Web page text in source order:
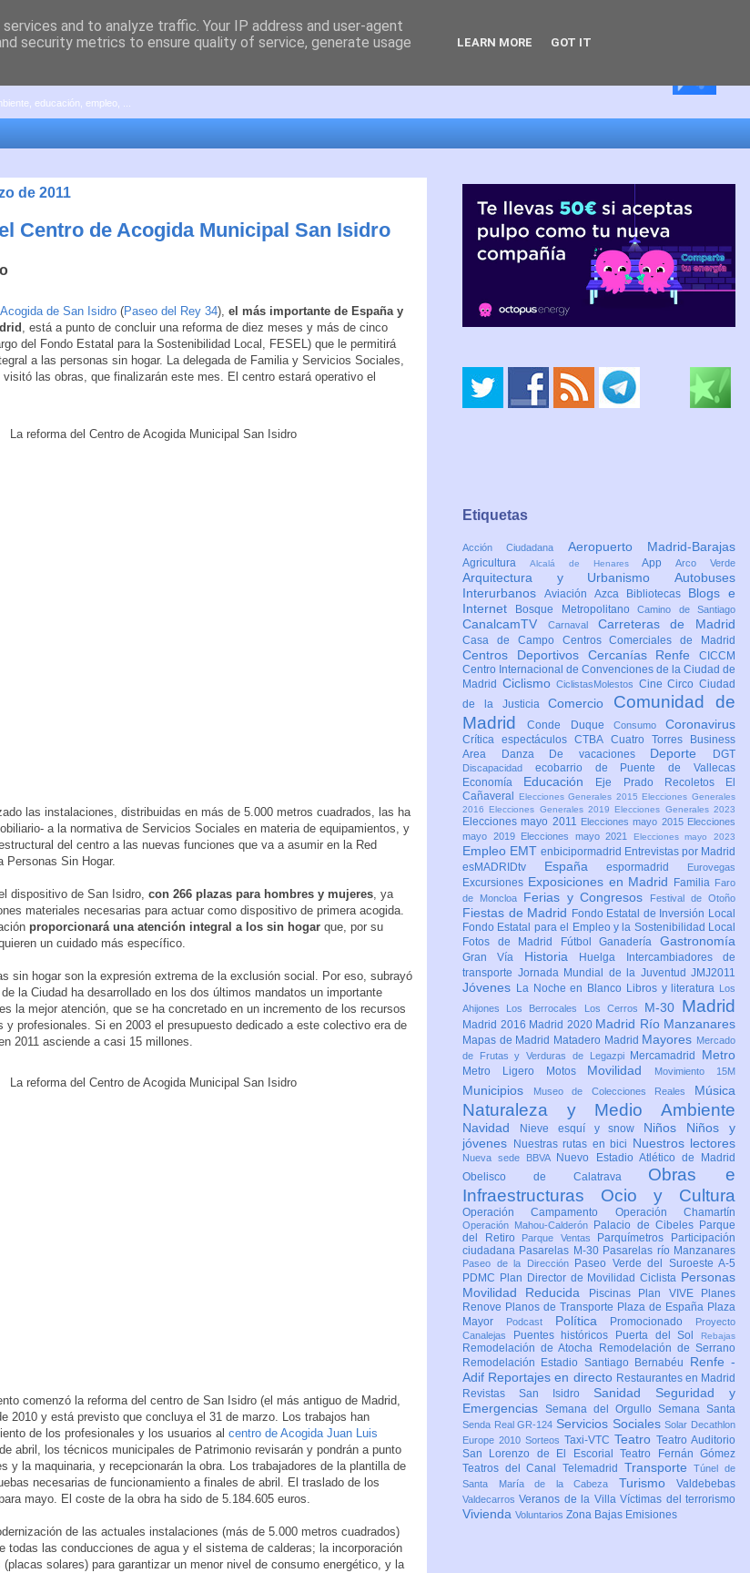
educación, empleo, ...
de 2011
Centro de Acogida Municipal San Isidro
de San Isidro (Paseo del Rey 34), el más importante de España y
, está a punto de concluir una reforma de diez meses y más de cinco
del Fondo Estatal para la Sostenibilidad Local, FESEL) que le permitirá
a las personas sin hogar. La delegada de Familia y Servicios Sociales,
las obras, que finalizarán este mes. El centro estará operativo el
las instalaciones, distribuidas en más de 5.000 metros cuadrados, las ha
a la normativa de Servicios Sociales en materia de equipamientos, y
del centro a las nuevas funciones que va a asumir en la Red
Personas Sin Hogar.
dispositivo de San Isidro, con 266 plazas para hombres y mujeres, ya
materiales necesarias para actuar como dispositivo de primera acogida.
proporcionará una atención integral a los sin hogar que, por su
un cuidado más específico.
sin hogar son la expresión extrema de la exclusión social. Por eso, subrayó
la Ciudad ha desarrollado en los dos últimos mandatos un importante
la mejor atención, que se ha concretado en un incremento de los recursos
y profesionales. Si en 2003 el presupuesto dedicado a este colectivo era de
2011 asciende a casi 15 millones.
comenzó la reforma del centro de San Isidro (el más antiguo de Madrid,
2010 y está previsto que concluya el 31 de marzo. Los trabajos han
de los profesionales y los usuarios al centro de Acogida Juan Luis
abril, los técnicos municipales de Patrimonio revisarán y pondrán a punto
y la maquinaria, y recepcionarán la obra. Los trabajadores de la plantilla de
necesarias de funcionamiento a finales de abril. El traslado de los
mayo. El coste de la obra ha sido de 5.184.605 euros.
de las actuales instalaciones (más de 5.000 metros cuadrados)
todas las conducciones de agua y el sistema de calderas; la incorporación
solares) para garantizar un menor nivel de consumo energético, y la
Etiquetas
Acción Ciudadana Aeropuerto Madrid-Barajas
Agricultura Alcalá de HenaresAppArco Verde
Arquitectura y Urbanismo Autobuses
Interurbanos Aviación Azca Bibliotecas Blogs e
Internet
Bosque MetropolitanoCamino de Santiago
CanalcamTV Carnaval Carreteras de Madrid
Casa de Campo Centros Comerciales de Madrid
Centros Deportivos Cercanías Renfe CICCM
Centro Internacional de Convenciones de la Ciudad de
Madrid CiclismoCiclistasMolestos CineCircoCiudad
de la JusticiaComercio Comunidad de
MadridConde Duque Consumo Coronavirus
Crítica espectáculosCTBA Cuatro Torres Business
Area
Danza De vacaciones Deporte DGT
Discapacidad ecobarrio de Puente de Vallecas
Economía Educación Eje Prado Recoletos
El
Cañaveral
Elecciones Generales 2015 Elecciones Generales
2016 Elecciones Generales 2019 Elecciones Generales 2023
Elecciones mayo 2011 Elecciones mayo 2015 Elecciones
mayo 2019
Elecciones mayo 2021 Elecciones mayo 2023
Empleo EMT enbicipormadrid Entrevistas por Madrid
esMADRIDtv Españaespormadrid Eurovegas
Excursiones Exposiciones en Madrid Familia Faro
de Moncloa
Ferias y Congresos Festival de Otoño
Fiestas de Madrid Fondo Estatal de Inversión Local
Fondo Estatal para el Empleo y la Sostenibilidad Local
Fotos de Madrid
FútbolGanaderíaGastronomía
Gran Vía Historia Huelga
Intercambiadores de
transporte Jornada Mundial de la Juventud JMJ2011
Jóvenes La Noche en Blanco Libros y literatura
Los
Ahijones
Los Berrocales Los Cerros M-30 Madrid
Madrid 2016 Madrid 2020 Madrid Río Manzanares
Mapas de Madrid Matadero Madrid Mayores Mercado
de Frutas y Verduras de Legazpi
Mercamadrid Metro
Metro Ligero Motos Movilidad Movimiento 15M
Municipios Museo de Colecciones Reales Música
Naturaleza y Medio Ambiente
Navidad Nieve esquí y snow Niños Niños y
jóvenes
Nuestras rutas en bici Nuestros lectores
Nueva sede BBVA
Nuevo Estadio Atlético de Madrid
Obelisco de Calatrava Obras e
Infraestructuras Ocio y Cultura
Operación Campamento Operación Chamartín
Operación Mahou-Calderón Palacio de Cibeles Parque
del Retiro
Parque Ventas Parquímetros
Participación
ciudadana Pasarelas M-30 Pasarelas río Manzanares
Paseo de la Dirección
Paseo Verde del Suroeste A-5
PDMC Plan Director de Movilidad Ciclista Personas
Movilidad Reducida
Piscinas Plan VIVE
Planes
Renove Planos de Transporte Plaza de España Plaza
Mayor
Podcast Política Promocionado
Proyecto
Canalejas
Puentes históricos Puerta del Sol Rebajas
Remodelación de Atocha
Remodelación de Serrano
Remodelación Estadio Santiago Bernabéu Renfe -
Adif Reportajes en directo Restaurantes en Madrid
Revistas San Isidro Sanidad Seguridad y
Emergencias Semana del Orgullo Semana Santa
Senda Real GR-124 Servicios SocialesSolar Decathlon
Europe 2010 Sorteos Taxi-VTC Teatro Teatro Auditorio
San Lorenzo de El EscorialTeatro Fernán Gómez
Teatros del Canal Telemadrid TransporteTúnel de
Santa María de la Cabeza Turismo Valdebebas
ValdecarrosVeranos de la VillaVíctimas del terrorismo
Vivienda Voluntarios Zona Bajas Emisiones
and to analyze traffic. Your IP address and user-agent
security metrics to ensure quality of service, generate usage
LEARN MORE GOT IT